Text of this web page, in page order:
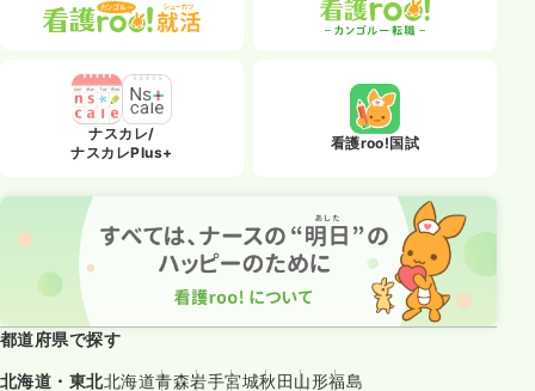
ナスカレ/
ナスカレPlus+
看護roo!国試
都道府県で探す
北海道・東北北海道青森岩手宮城秋田山形福島